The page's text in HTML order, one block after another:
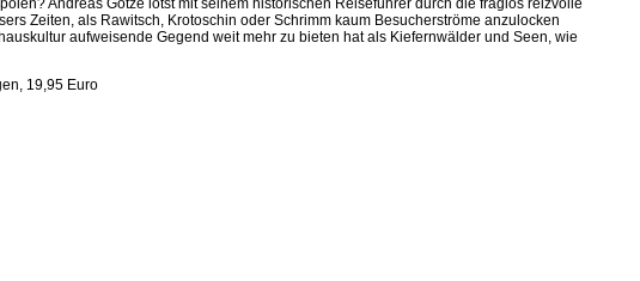
Andreas Götze lotst mit seinem historischen Reiseführer durch die fraglos reizvolle
Zeiten, als Rawitsch, Krotoschin oder Schrimm kaum Besucherströme anzulocken
aufweisende Gegend weit mehr zu bieten hat als Kiefernwälder und Seen, wie
19,95 Euro